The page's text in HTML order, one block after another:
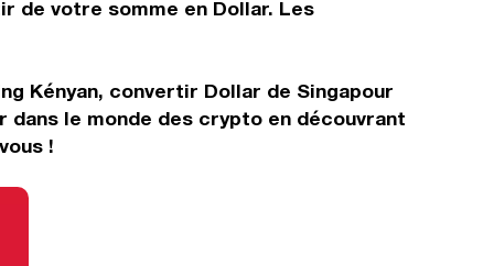
de votre somme en Dollar. Les
Kényan, convertir Dollar de Singapour
dans le monde des crypto en découvrant
!